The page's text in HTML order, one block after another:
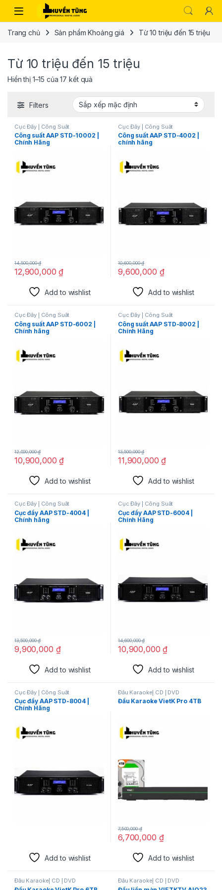
Trang chủ Sản phẩm Khoảng giá Từ 10 triệu đến 15 triệu
Từ 10 triệu đến 15 triệu
Hiển thị 1–15 của 17 kết quả
Filters
Cục Đẩy | Công Suất
Công suất AAP STD-10002 |
Chính Hãng
12,900,000₫
14,500,000₫
Add to wishlist
Cục Đẩy | Công Suất
Công suất AAP STD-4002 |
chính hãng
9,600,000 ₫
10,600,000₫
Add to wishlist
Cục Đẩy | Công Suất
Công suất AAP STD-6002 |
Chính hãng
10,900,000₫
12,000,000₫
Add to wishlist
Cục Đẩy | Công Suất
Công suất AAP STD-8002 |
Chính Hãng
11,900,000₫
13,500,000₫
Add to wishlist
Cục Đẩy | Công Suất
Cục đẩy AAP STD-4004 |
Chính hãng
9,900,000 ₫
13,500,000₫
Add to wishlist
Cục Đẩy | Công Suất
Cục đẩy AAP STD-6004 |
Chính Hãng
10,900,000₫
14,600,000₫
Add to wishlist
Cục Đẩy | Công Suất
Cục đẩy AAP STD-8004 |
Chính Hãng
Add to wishlist
Đầu Karaoke| CD | DVD
Đầu Karaoke VietK Pro 4TB
6,700,000 ₫
7,500,000₫
Add to wishlist
Đầu Karaoke| CD | DVD Đầu Karaoke| CD | DVD